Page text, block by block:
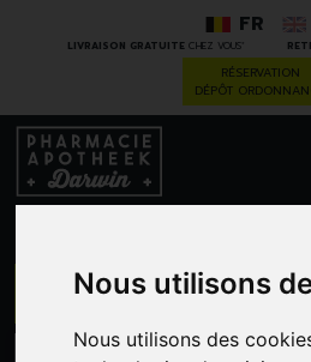
Nous utilisons
Nous utilisons des
LIVRAISON GRATUITECHEZ VOUS*
FR
RÉSERVATION
DÉPÔT